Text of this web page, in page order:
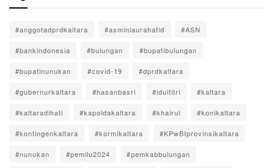
#anggotadprdkaltara #asminlaurahafid #ASN
#bankindonesia #bulungan #bupatibulungan
#bupatinunukan #covid-19 #dprdkaltara
#gubernurkaltara #hasanbasri #idulfitri #kaltara
#kaltaradihati #kapoldakaltara #khairul #konikaltara
#kontingenkaltara #kormikaltara #KPwBIprovinsikaltara
#nunukan #pemilu2024 #pemkabbulungan